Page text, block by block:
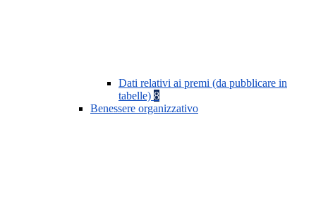
Dati relativi ai premi (da pubblicare in
tabelle) 8
Benessere organizzativo